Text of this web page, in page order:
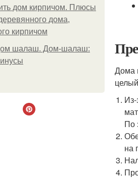
дом кирпичом. Плюсы
дома,
кирпичом
шалаш. Дом-шалаш:
Дома
По
на